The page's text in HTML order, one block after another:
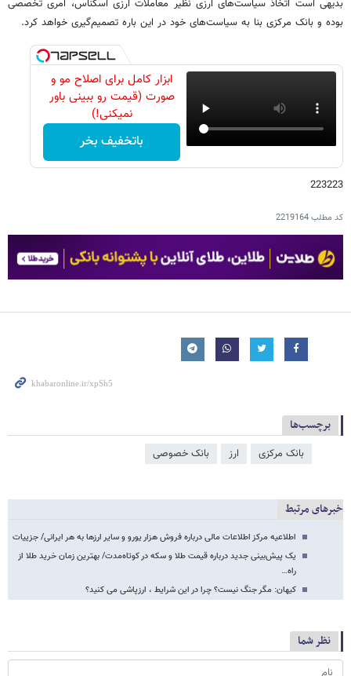
بدیهی است اتخاذ سیاست‌های ارزی نظیر معاملات ارزی اسکناس، امری تخصصی
بوده و بانک مرکزی بنا به سیاست‌های خود در این باره تصمیم‌گیری خواهد کرد.
ابزار کامل برای اصلاح مو و
صورت (قیمت رو ببینی باور
نمیکنی!)
باتخفیف بخر
223223
کد مطلب2219164
برچسب‌ها
بانک مرکزی ارز بانک خصوصی
خبرهای مرتبط
اطلاعیه مرکز اطلاعات مالی درباره فروش هزار یورو و سایر ارزها به هر ایرانی/ جزییات
یک پیش‌بینی جدید درباره قیمت طلا و سکه در کوتاه‌مدت/ بهترین زمان خرید طلا از
راه…
کیهان: مگر جنگ نیست؟ چرا در این شرایط ، ارزپاشی می کنید؟
نظر شما